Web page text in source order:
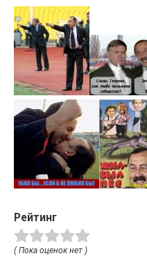
Рейтинг
( Пока оценок нет )